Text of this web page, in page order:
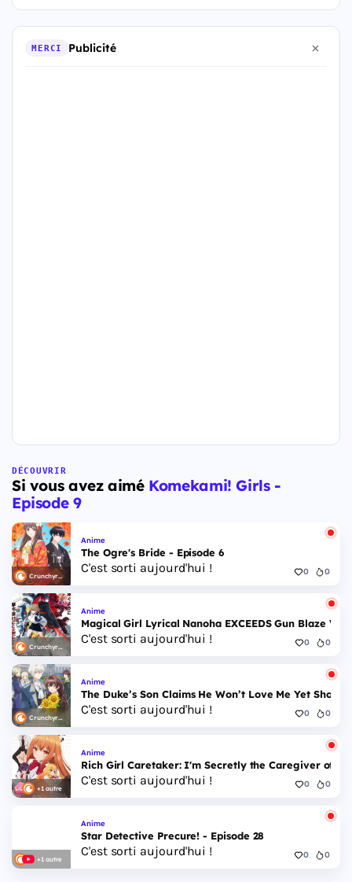
MERCI Publicité
DÉCOUVRIR
Si vous avez aimé Komekami! Girls -
Episode 9
Crunchyroll
Anime
The Ogre's Bride - Episode 6
C'est sorti aujourd'hui ! 0 0
Crunchyroll
Anime
Magical Girl Lyrical Nanoha EXCEEDS Gun Blaze
C'est sorti aujourd'hui ! 0 0
Crunchyroll
Anime
The Duke’s Son Claims He Won’t Love Me Yet
C'est sorti aujourd'hui ! 0 0
+1 autre
Anime
Rich Girl Caretaker: I'm Secretly the Caregiver of
C'est sorti aujourd'hui ! 0 0
+1 autre
Anime
Star Detective Precure! - Episode 28
C'est sorti aujourd'hui ! 0 0